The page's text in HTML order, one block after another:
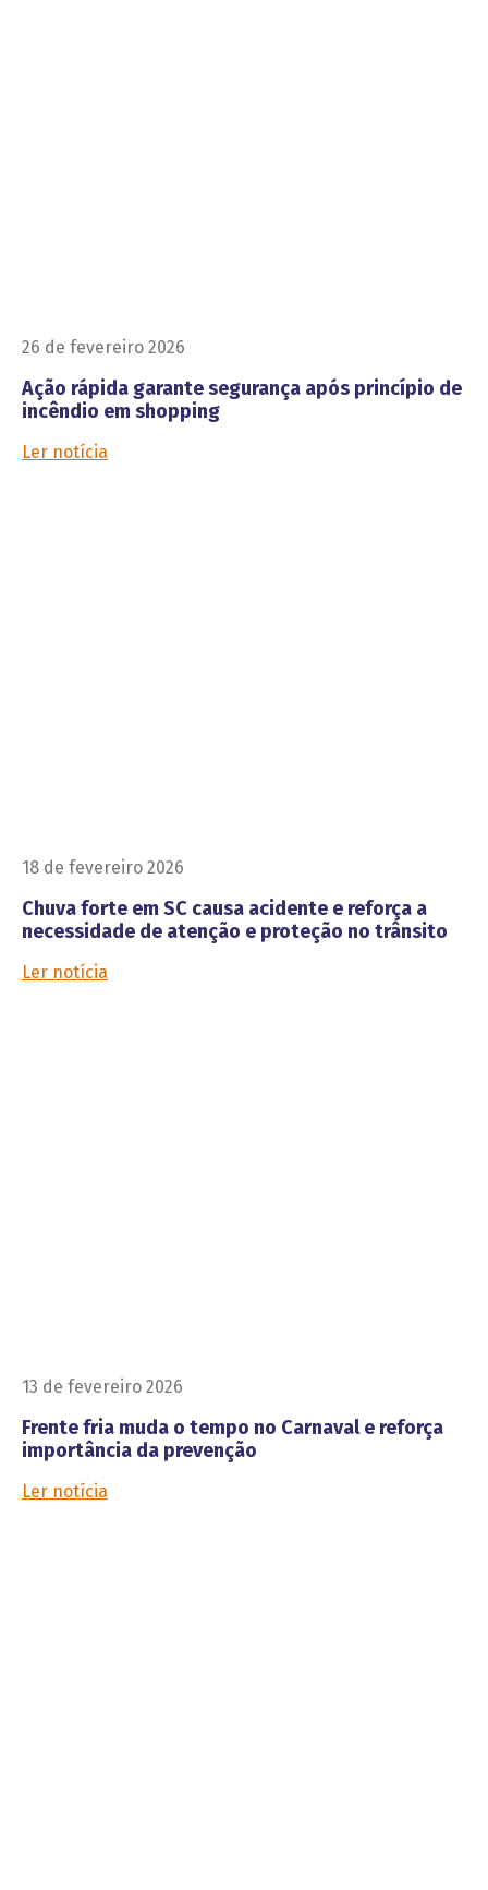
26 de fevereiro 2026
Ação rápida garante segurança após princípio de
incêndio em shopping
Ler notícia
18 de fevereiro 2026
Chuva forte em SC causa acidente e reforça a
necessidade de atenção e proteção no trânsito
Ler notícia
13 de fevereiro 2026
Frente fria muda o tempo no Carnaval e reforça
importância da prevenção
Ler notícia